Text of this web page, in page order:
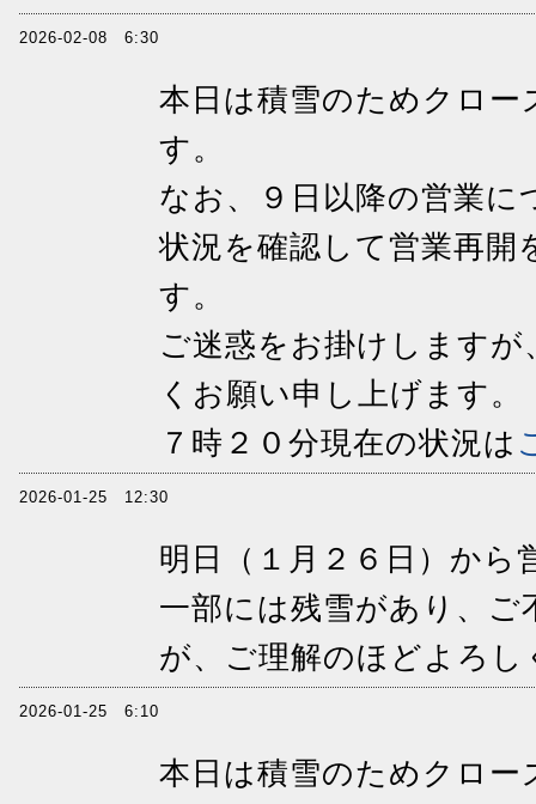
2026-02-08 6:30
本日は積雪のためクロ
す。
なお、９日以降の営業に
状況を確認して営業再開
す。
ご迷惑をお掛けします
くお願い申し上げます。
７時２０分現在の状況は
2026-01-25 12:30
明日（１月２６日）から
一部には残雪があり、
が、ご理解のほどよろ
2026-01-25 6:10
本日は積雪のためクロ